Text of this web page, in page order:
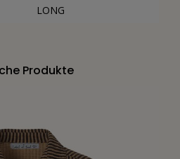
LONG
Produkte